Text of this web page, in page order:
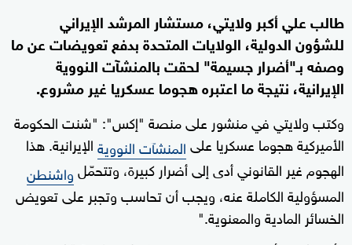
طالب علي أكبر ولايتي، مستشار المرشد الإيراني
للشؤون الدولية، الولايات المتحدة بدفع تعويضات عن ما
وصفه بـ"أضرار جسيمة" لحقت بالمنشآت النووية
الإيرانية، نتيجة ما اعتبره هجوما عسكريا غير مشروع.
وكتب ولايتي في منشور على منصة "إكس": "شنت الحكومة
الأميركية هجوما عسكريا علىالمنشآت النوويةالإيرانية. هذا
الهجوم غير القانوني أدى إلى أضرار كبيرة، وتتحمّلواشنطن
المسؤولية الكاملة عنه، ويجب أن تحاسب وتجبر على تعويض
الخسائر المادية والمعنوية."